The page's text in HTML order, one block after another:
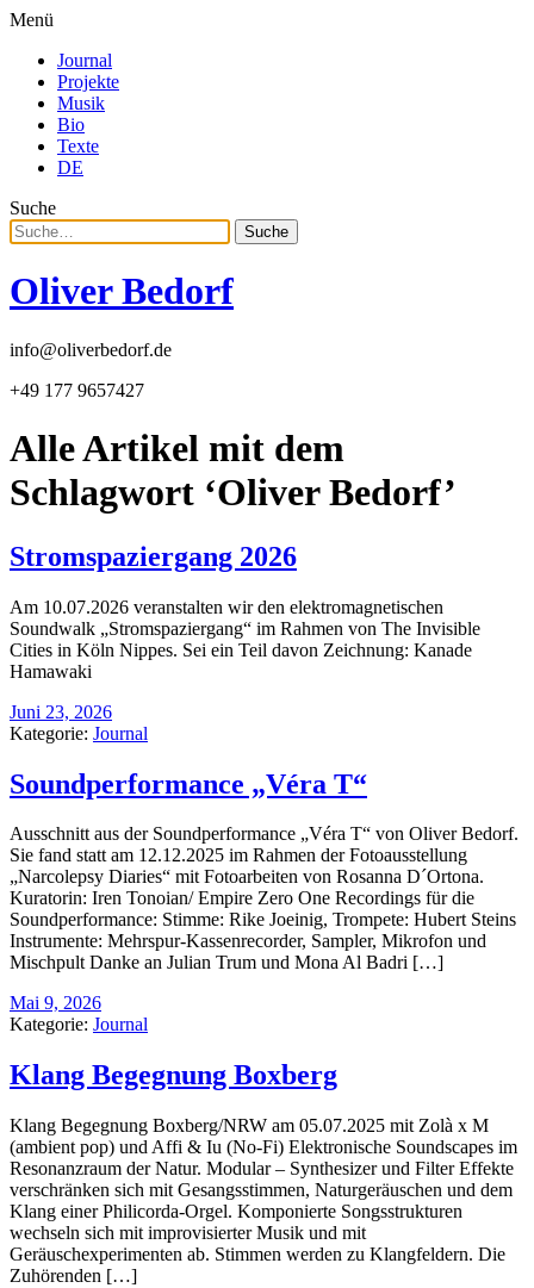
Menü
Journal
Projekte
Musik
Bio
Texte
DE
Suche
Suche
Oliver Bedorf
info@oliverbedorf.de
+49 177 9657427
Alle Artikel mit dem
Schlagwort ‘Oliver Bedorf’
Stromspaziergang 2026
Am 10.07.2026 veranstalten wir den elektromagnetischen
Soundwalk „Stromspaziergang“ im Rahmen von The Invisible
Cities in Köln Nippes. Sei ein Teil davon Zeichnung: Kanade
Hamawaki
Juni 23, 2026
Kategorie: Journal
Soundperformance „Véra T“
Ausschnitt aus der Soundperformance „Véra T“ von Oliver Bedorf.
Sie fand statt am 12.12.2025 im Rahmen der Fotoausstellung
„Narcolepsy Diaries“ mit Fotoarbeiten von Rosanna D´Ortona.
Kuratorin: Iren Tonoian/ Empire Zero One Recordings für die
Soundperformance: Stimme: Rike Joeinig, Trompete: Hubert Steins
Instrumente: Mehrspur-Kassenrecorder, Sampler, Mikrofon und
Mischpult Danke an Julian Trum und Mona Al Badri […]
Mai 9, 2026
Kategorie: Journal
Klang Begegnung Boxberg
Klang Begegnung Boxberg/NRW am 05.07.2025 mit Zolà x M
(ambient pop) und Affi & Iu (No-Fi) Elektronische Soundscapes im
Resonanzraum der Natur. Modular – Synthesizer und Filter Effekte
verschränken sich mit Gesangsstimmen, Naturgeräuschen und dem
Klang einer Philicorda-Orgel. Komponierte Songsstrukturen
wechseln sich mit improvisierter Musik und mit
Geräuschexperimenten ab. Stimmen werden zu Klangfeldern. Die
Zuhörenden […]